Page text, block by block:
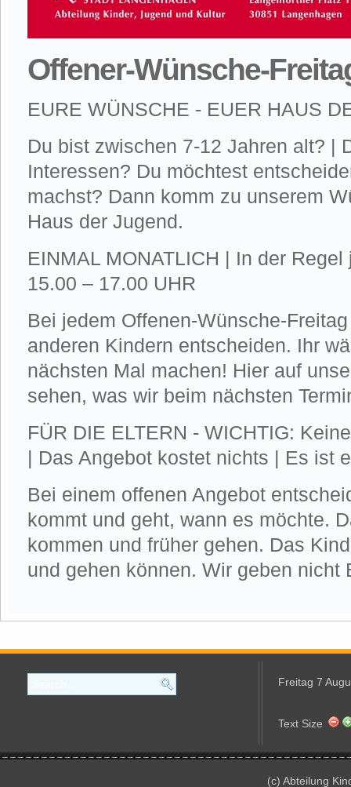
Offener-Wünsche-
EURE WÜNSCHE - EUER HAUS
Du bist zwischen 7-12 Jahren alt? |
Interessen? Du möchtest
machst? Dann komm zu unserem
Haus der Jugend.
EINMAL MONATLICH | In der
15.00 – 17.00 UHR
Bei jedem Offenen-Wünsche-
anderen Kindern entscheiden. Ihr
nächsten Mal machen! Hier auf
sehen, was wir beim nächsten
FÜR DIE ELTERN - WICHTIG:
| Das Angebot kostet nichts | Es ist
Bei einem offenen Angebot
kommt und geht, wann es möchte.
kommen und früher gehen. Das
und gehen können. Wir geben nicht
Freitag 7
Text Size
(c) Abteilung